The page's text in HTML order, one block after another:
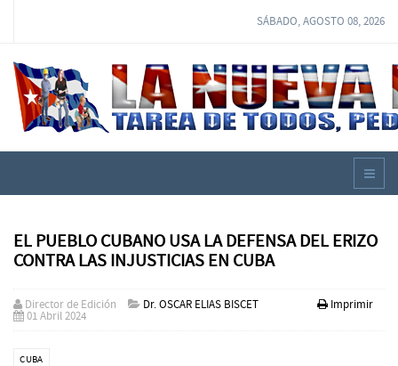
SÁBADO, AGOSTO 08, 2026
EL PUEBLO CUBANO USA LA DEFENSA DEL ERIZO
CONTRA LAS INJUSTICIAS EN CUBA
Imprimir
Director de Edición Dr. OSCAR ELIAS BISCET
01 Abril 2024
CUBA